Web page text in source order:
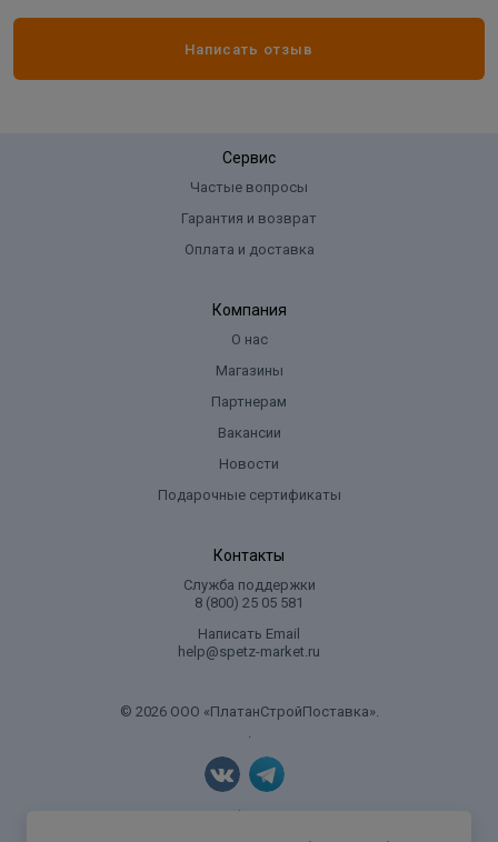
Написать отзыв
Сервис
Частые вопросы
Гарантия и возврат
Оплата и доставка
Компания
О нас
Магазины
Партнерам
Вакансии
Новости
Подарочные сертификаты
Контакты
Служба поддержки
8 (800) 25 05 581
Написать Email
help@spetz-market.ru
© 2026 ООО «ПлатанСтройПоставка».
.
Политика конфиденциальности